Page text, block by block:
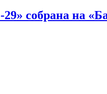
собрана на